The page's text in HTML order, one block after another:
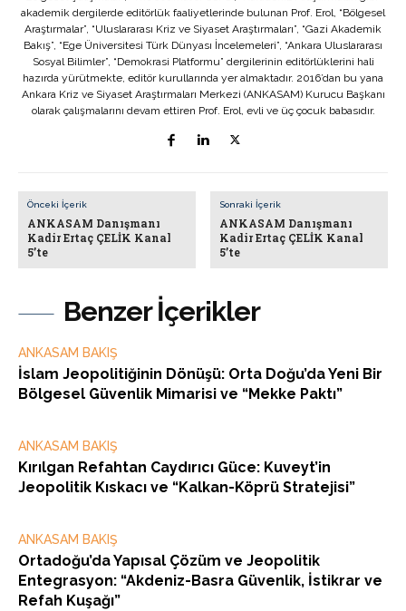
Benzer İçerikler
ANKASAM BAKIŞ
İslam Jeopolitiğinin Dönüşü: Orta Doğu’da Yeni Bir
Bölgesel Güvenlik Mimarisi ve “Mekke Paktı”
ANKASAM BAKIŞ
Kırılgan Refahtan Caydırıcı Güce: Kuveyt’in
Jeopolitik Kıskacı ve “Kalkan-Köprü Stratejisi”
ANKASAM BAKIŞ
Ortadoğu’da Yapısal Çözüm ve Jeopolitik
Entegrasyon: “Akdeniz-Basra Güvenlik, İstikrar ve
Refah Kuşağı”
akademik dergilerde editörlük faaliyetlerinde bulunan Prof. Erol, “Bölgesel
Araştırmalar”, “Uluslararası Kriz ve Siyaset Araştırmaları”, “Gazi Akademik
Bakış”, “Ege Üniversitesi Türk Dünyası İncelemeleri”, “Ankara Uluslararası
Sosyal Bilimler”, “Demokrasi Platformu” dergilerinin editörlüklerini hali
hazırda yürütmekte, editör kurullarında yer almaktadır. 2016’dan bu yana
Ankara Kriz ve Siyaset Araştırmaları Merkezi (ANKASAM) Kurucu Başkanı
olarak çalışmalarını devam ettiren Prof. Erol, evli ve üç çocuk babasıdır.
Önceki İçerik
ANKASAM Danışmanı
Kadir Ertaç ÇELİK Kanal
5’te
Sonraki İçerik
ANKASAM Danışmanı
Kadir Ertaç ÇELİK Kanal
5’te